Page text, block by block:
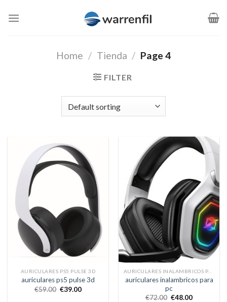
Home / Tienda / Page 4
FILTER
AURICULARES PS5 PULSE 3D
auriculares ps5 pulse 3d
€59.00 €39.00
AURICULARES INALAMBRICOS PARA PC
auriculares inalambricos para
pc
€72.00 €48.00